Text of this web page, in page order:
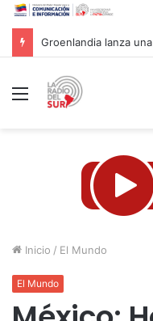
Menú
Inicio / El Mundo
El Mundo